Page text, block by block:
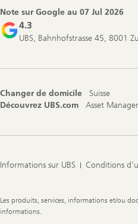
Note sur Google au 07 Jul 2026
4.3
UBS, Bahnhofstrasse 45, 8001
Changer de domicile
Suisse
Découvrez UBS.com
Asset
Informations sur UBS Conditions
Legal
Information
Les produits, services, informations et/ou
informations.